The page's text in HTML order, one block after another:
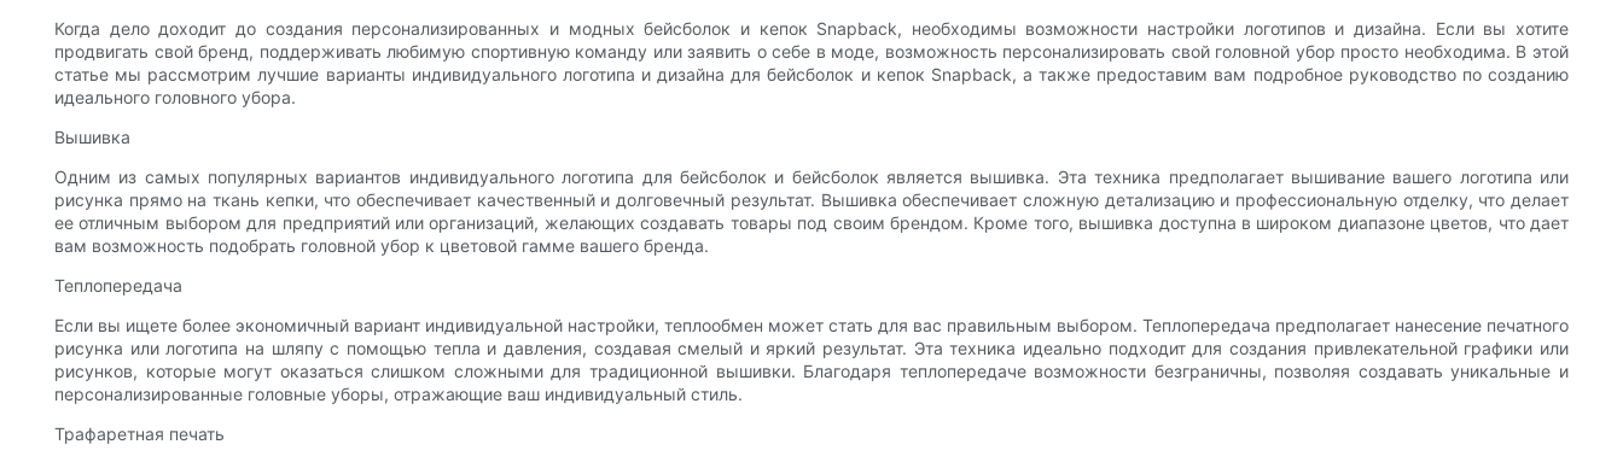
Когда дело доходит до создания персонализированных и модных бейсболок и кепок Snapback, необходимы возможности настройки логотипов и дизайна. Если вы хотите
продвигать свой бренд, поддерживать любимую спортивную команду или заявить о себе в моде, возможность персонализировать свой головной убор просто необходима. В этой
статье мы рассмотрим лучшие варианты индивидуального логотипа и дизайна для бейсболок и кепок Snapback, а также предоставим вам подробное руководство по созданию
идеального головного убора.
Вышивка
Одним из самых популярных вариантов индивидуального логотипа для бейсболок и бейсболок является вышивка. Эта техника предполагает вышивание вашего логотипа или
рисунка прямо на ткань кепки, что обеспечивает качественный и долговечный результат. Вышивка обеспечивает сложную детализацию и профессиональную отделку, что делает
ее отличным выбором для предприятий или организаций, желающих создавать товары под своим брендом. Кроме того, вышивка доступна в широком диапазоне цветов, что дает
вам возможность подобрать головной убор к цветовой гамме вашего бренда.
Теплопередача
Если вы ищете более экономичный вариант индивидуальной настройки, теплообмен может стать для вас правильным выбором. Теплопередача предполагает нанесение печатного
рисунка или логотипа на шляпу с помощью тепла и давления, создавая смелый и яркий результат. Эта техника идеально подходит для создания привлекательной графики или
рисунков, которые могут оказаться слишком сложными для традиционной вышивки. Благодаря теплопередаче возможности безграничны, позволяя создавать уникальные и
персонализированные головные уборы, отражающие ваш индивидуальный стиль.
Трафаретная печать